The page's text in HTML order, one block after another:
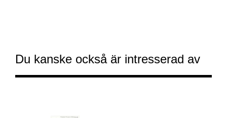
Du kanske också är intresserad av